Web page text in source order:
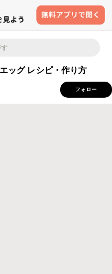
ッグ レシピ・作り方
フォロー